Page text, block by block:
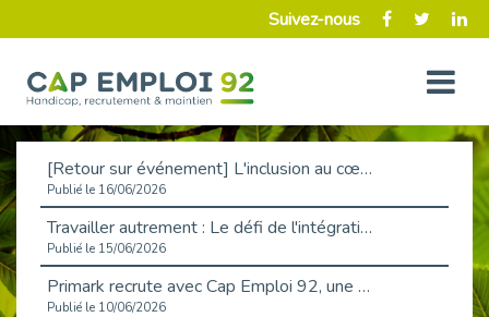
Suivez-nous
[Retour sur événement] L'inclusion au cœur de la Place de l'Emploi à La Défense !
Publié le 16/06/2026
Travailler autrement : Le défi de l'intégration des maladies chroniques en entreprise
Publié le 15/06/2026
Primark recrute avec Cap Emploi 92, une matinée couronnée de succès !
Publié le 10/06/2026